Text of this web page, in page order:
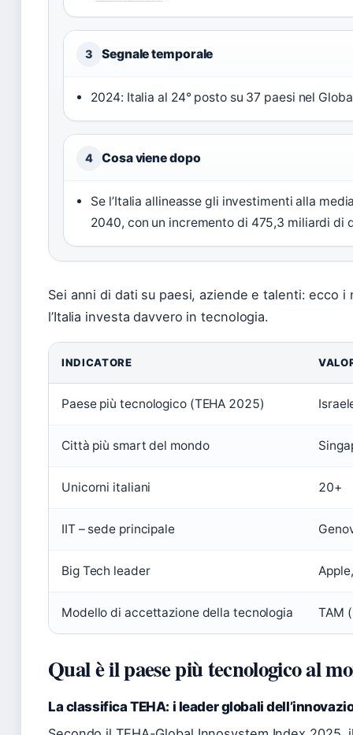
3 Segnale temporale
2024: Italia al 24° posto su 37 paesi nel
4 Cosa viene dopo
Se l’Italia allineasse gli investimenti alla
2040, con un incremento di 475,3 miliardi di
Sei anni di dati su paesi, aziende e talenti: ecco
l’Italia investa davvero in tecnologia.
INDICATORE
Paese più tecnologico (TEHA 2025)
Città più smart del mondo
Unicorni italiani 20+
IIT – sede principale
Big Tech leader
Modello di accettazione della tecnologia TAM
Qual è il paese più tecnologico al
La classifica TEHA: i leader globali